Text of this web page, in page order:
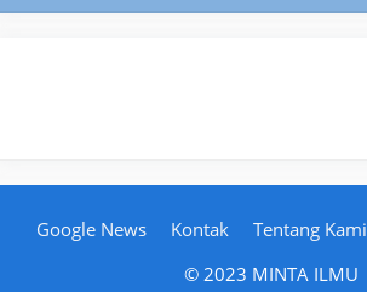
Google News Kontak Tentang Kami
© 2023 MINTA ILMU